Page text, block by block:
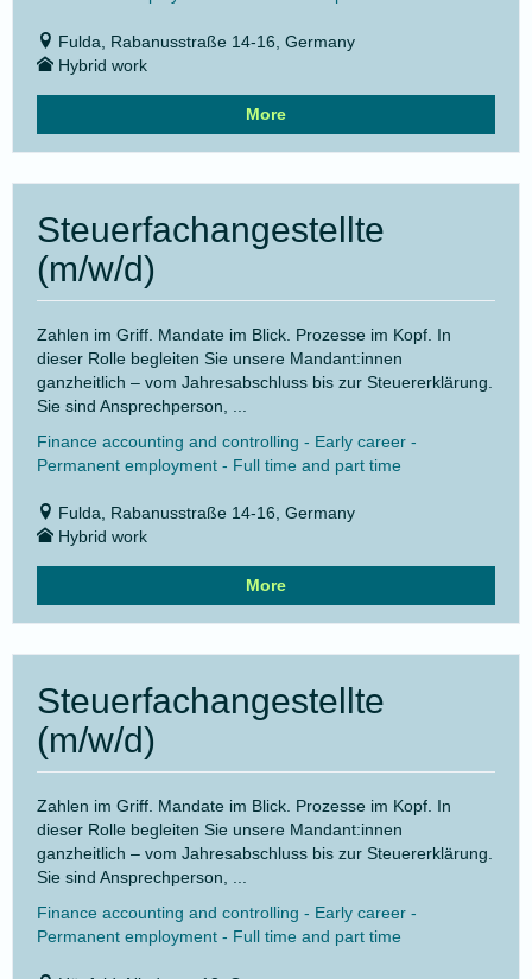
Fulda, Rabanusstraße 14-16, Germany
Hybrid work
More
Steuerfachangestellte
(m/w/d)
Zahlen im Griff. Mandate im Blick. Prozesse im Kopf. In
dieser Rolle begleiten Sie unsere Mandant:innen
ganzheitlich – vom Jahresabschluss bis zur Steuererklärung.
Sie sind Ansprechperson, ...
Finance accounting and controlling - Early career -
Permanent employment - Full time and part time
Fulda, Rabanusstraße 14-16, Germany
Hybrid work
More
Steuerfachangestellte
(m/w/d)
Zahlen im Griff. Mandate im Blick. Prozesse im Kopf. In
dieser Rolle begleiten Sie unsere Mandant:innen
ganzheitlich – vom Jahresabschluss bis zur Steuererklärung.
Sie sind Ansprechperson, ...
Finance accounting and controlling - Early career -
Permanent employment - Full time and part time